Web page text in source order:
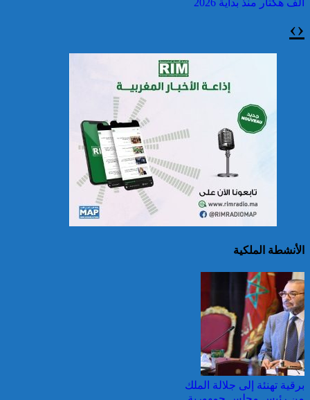
ألف هكتار منذ بداية 2026
سريلانكا: إغلاق بعض
المدارس في مناطق جبلية
الصين تصدر إنذارين
لمواجهة العواصف المطيرة
وطقس شديد الحمل
الحراري
‹
›
الأنشطة الملكية
برقية تهنئة إلى جلالة الملك